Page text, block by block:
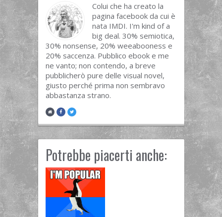
Colui che ha creato la
pagina facebook da cui è
nata IMDI. I'm kind of a
big deal. 30% semiotica,
30% nonsense, 20% weeabooness e
20% saccenza. Pubblico ebook e me
ne vanto; non contendo, a breve
pubblicherò pure delle visual novel,
giusto perché prima non sembravo
abbastanza strano.
Potrebbe piacerti anche: